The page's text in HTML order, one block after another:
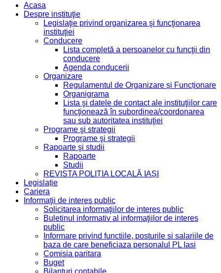
Acasa
Despre instituţie
Legislaţie privind organizarea şi funcţionarea
instituţiei
Conducere
Lista completă a persoanelor cu funcţii din
conducere
Agenda conducerii
Organizare
Regulamentul de Organizare și Funcționare
Organigrama
Lista şi datele de contact ale instituţiilor care
funcţionează în subordinea/coordonarea
sau sub autoritatea instituţiei
Programe şi strategii
Programe şi strategii
Rapoarte şi studii
Rapoarte
Studii
REVISTA POLIȚIA LOCALĂ IAȘI
Legislație
Cariera
Informaţii de interes public
Solicitarea informaţiilor de interes public
Buletinul informativ al informaţiilor de interes
public
Informare privind functiile, posturile si salariile de
baza de care beneficiaza personalul PL Iasi
Comisia paritara
Buget
Bilanţuri contabile